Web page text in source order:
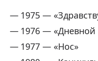
1975 —
1976 — «Дневной
1977 — «Нос»